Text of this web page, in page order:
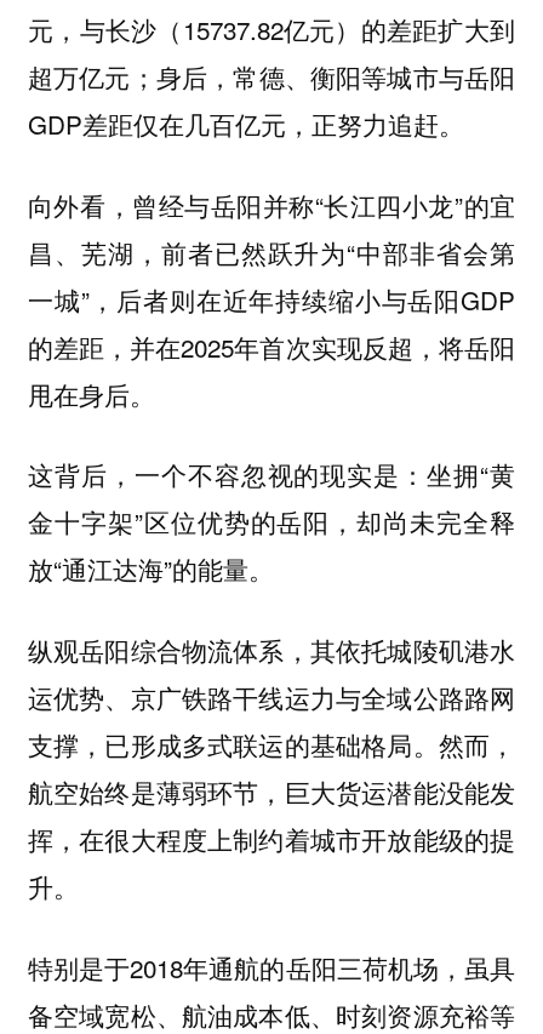
元，与长沙（15737.82亿元）的差距扩大到
超万亿元；身后，常德、衡阳等城市与岳阳
GDP差距仅在几百亿元，正努力追赶。
向外看，曾经与岳阳并称“长江四小龙”的宜
昌、芜湖，前者已然跃升为“中部非省会第
一城”，后者则在近年持续缩小与岳阳GDP
的差距，并在2025年首次实现反超，将岳阳
甩在身后。
这背后，一个不容忽视的现实是：坐拥“黄
金十字架”区位优势的岳阳，却尚未完全释
放“通江达海”的能量。
纵观岳阳综合物流体系，其依托城陵矶港水
运优势、京广铁路干线运力与全域公路路网
支撑，已形成多式联运的基础格局。然而，
航空始终是薄弱环节，巨大货运潜能没能发
挥，在很大程度上制约着城市开放能级的提
升。
特别是于2018年通航的岳阳三荷机场，虽具
备空域宽松、航油成本低、时刻资源充裕等